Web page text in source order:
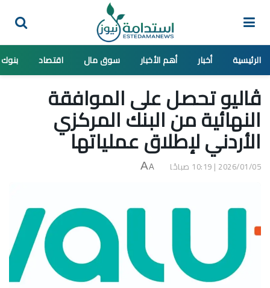
الرئيسية أخبار أهم الأخبار سوق مال اقتصاد بنوك
ڤاليو تحصل على الموافقة
النهائية من البنك المركزي
الأردني لإطلاق عملياتها
2026/01/05 | 10:19 صباحًا A
A